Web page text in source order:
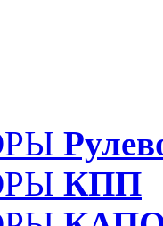
КПП